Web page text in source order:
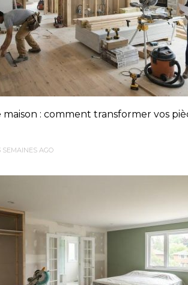
maison : comment transformer vos
SEMAINES AGO